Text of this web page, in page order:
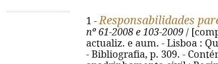
1 -Responsabilidades
nº 61-2008 e 103-2009 /
actualiz. e aum. - Lisboa :
- Bibliografia, p. 309. -